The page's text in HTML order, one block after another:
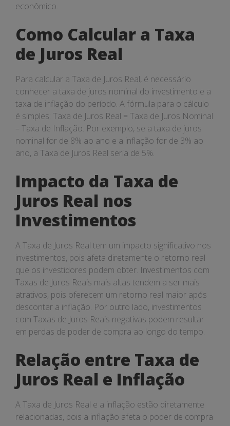
econômico.
Como Calcular a Taxa
de Juros Real
Para calcular a Taxa de Juros Real, é necessário
conhecer a taxa de juros nominal do investimento e a
taxa de inflação do período. A fórmula para o cálculo
é simples: Taxa de Juros Real = Taxa de Juros Nominal
– Taxa de Inflação. Por exemplo, se a taxa de juros
nominal for de 8% ao ano e a inflação for de 3% ao
ano, a Taxa de Juros Real seria de 5%.
Impacto da Taxa de
Juros Real nos
Investimentos
A Taxa de Juros Real tem um impacto significativo nos
investimentos, pois afeta diretamente o retorno real
que os investidores podem obter. Investimentos com
Taxas de Juros Reais mais altas tendem a ser mais
atrativos, pois oferecem um retorno real maior após
descontar a inflação. Por outro lado, investimentos
com Taxas de Juros Reais negativas podem resultar
em perdas de poder de compra ao longo do tempo.
Relação entre Taxa de
Juros Real e Inflação
A Taxa de Juros Real e a inflação estão diretamente
relacionadas, pois a inflação afeta o poder de compra